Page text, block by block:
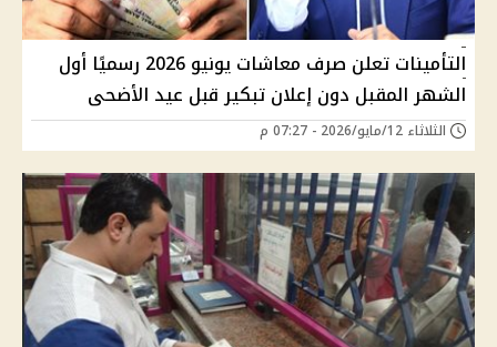
التأمينات تعلن صرف معاشات يونيو 2026 رسميًا أول
الشهر المقبل دون إعلان تبكير قبل عيد الأضحى
الثلاثاء 12/مايو/2026 - 07:27 م